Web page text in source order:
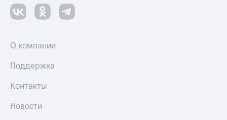
О компании
Поддержка
Контакты
Новости